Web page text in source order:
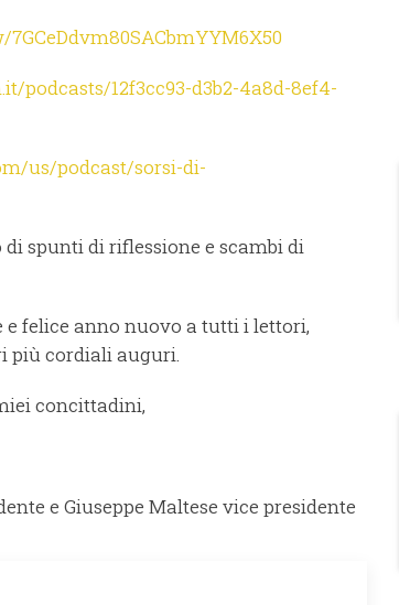
podcasts/12f3cc93-d3b2-4a8d-8ef4-
us/podcast/sorsi-di-
spunti di riflessione e scambi di
felice anno nuovo a tutti i lettori,
più cordiali auguri.
concittadini,
e Giuseppe Maltese vice presidente